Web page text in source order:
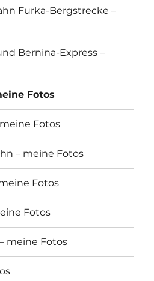
Furka-Bergstrecke –
Bernina-Express –
Fotos
Fotos
– meine Fotos
Fotos
Fotos
meine Fotos